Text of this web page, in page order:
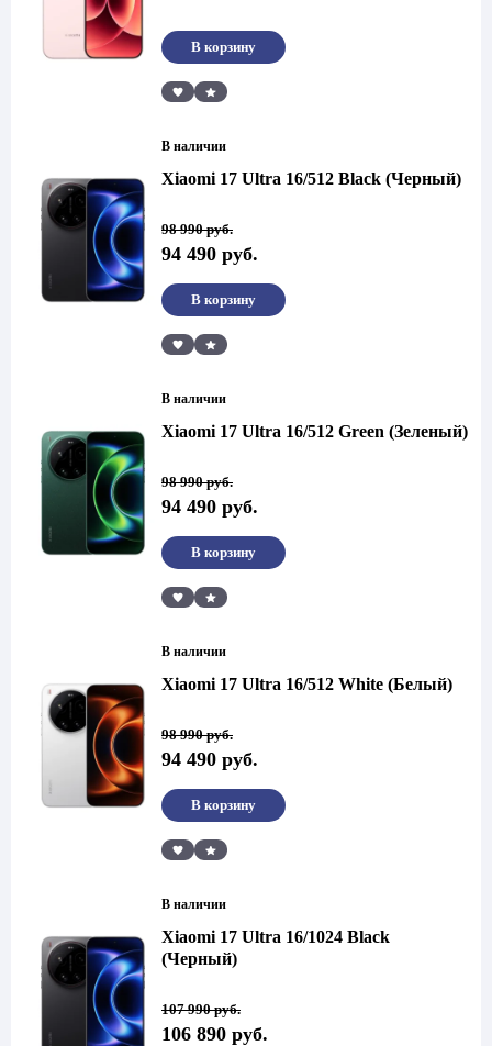
Сравнить
В корзину
В наличии
Xiaomi 17 Ultra 16/512 Black (Черный)
98 990руб.
Первоначальная
цена
составляла
990 руб..
94 490 руб.
Текущая
цена:
94
Сравнить
В корзину
В наличии
Xiaomi 17 Ultra 16/512 Green (Зеленый)
98 990руб.
Первоначальная
цена
составляла
990 руб..
94 490 руб.
Текущая
цена:
94
Сравнить
В корзину
В наличии
Xiaomi 17 Ultra 16/512 White (Белый)
98 990руб.
Первоначальная
цена
составляла
990 руб..
94 490 руб.
Текущая
цена:
94
Сравнить
В корзину
В наличии
Xiaomi 17 Ultra 16/1024 Black
(Черный)
107 990руб.
Первоначальная
цена
составляла
106 890 руб.
Текущая
цена:
106